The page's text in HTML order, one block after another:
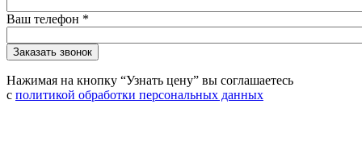
Ваш телефон *
Нажимая на кнопку “Узнать цену” вы соглашаетесь
с политикой обработки персональных данных